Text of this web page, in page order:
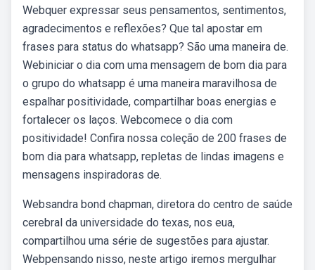
Webquer expressar seus pensamentos, sentimentos,
agradecimentos e reflexões? Que tal apostar em
frases para status do whatsapp? São uma maneira de.
Webiniciar o dia com uma mensagem de bom dia para
o grupo do whatsapp é uma maneira maravilhosa de
espalhar positividade, compartilhar boas energias e
fortalecer os laços. Webcomece o dia com
positividade! Confira nossa coleção de 200 frases de
bom dia para whatsapp, repletas de lindas imagens e
mensagens inspiradoras de.
Websandra bond chapman, diretora do centro de saúde
cerebral da universidade do texas, nos eua,
compartilhou uma série de sugestões para ajustar.
Webpensando nisso, neste artigo iremos mergulhar